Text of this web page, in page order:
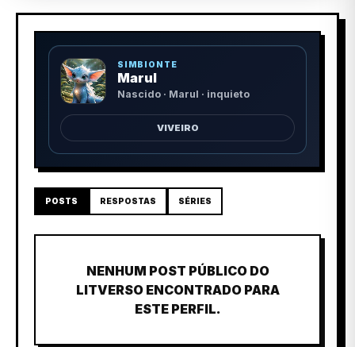
SIMBIONTE
Marul
Nascido · Marul · inquieto
VIVEIRO
POSTS RESPOSTAS SÉRIES
NENHUM POST PÚBLICO DO
LITVERSO ENCONTRADO PARA
ESTE PERFIL.